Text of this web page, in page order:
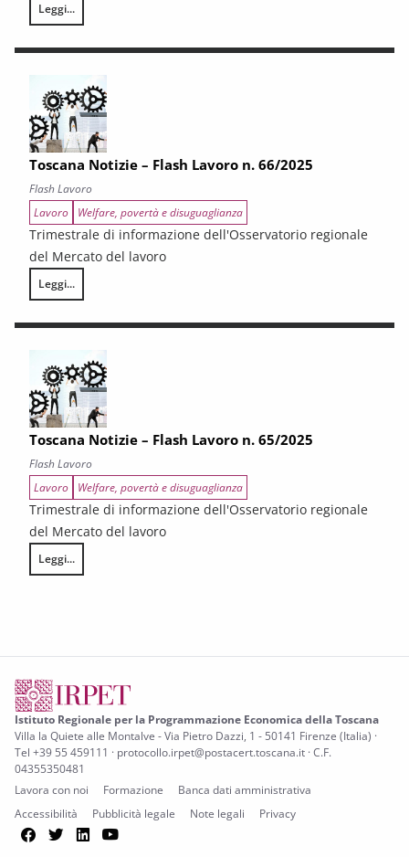
Leggi...
Toscana Notizie – Flash Lavoro n. 67/2026
Toscana Notizie – Flash Lavoro n. 66/2025
Flash Lavoro
Lavoro
Welfare, povertà e disuguaglianza
Trimestrale di informazione dell'Osservatorio regionale
del Mercato del lavoro
Leggi...
Toscana Notizie – Flash Lavoro n. 66/2025
Toscana Notizie – Flash Lavoro n. 65/2025
Flash Lavoro
Lavoro
Welfare, povertà e disuguaglianza
Trimestrale di informazione dell'Osservatorio regionale
del Mercato del lavoro
Leggi...
Toscana Notizie – Flash Lavoro n. 65/2025
Istituto Regionale per la Programmazione Economica della Toscana
Villa la Quiete alle Montalve - Via Pietro Dazzi, 1 - 50141 Firenze (Italia) ·
Tel +39 55 459111 · protocollo.irpet@postacert.toscana.it · C.F.
04355350481
Lavora con noi
Formazione
Banca dati amministrativa
Accessibilità
Pubblicità legale Note legali Privacy
Facebook
TwitterLinkedIn